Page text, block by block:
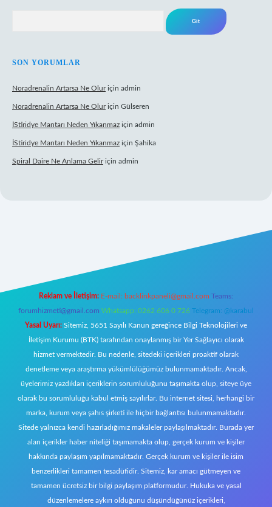
SON YORUMLAR
Noradrenalin Artarsa Ne Oluriçin admin
Noradrenalin Artarsa Ne Oluriçin Gülseren
İStiridye Mantarı Neden Yıkanmaz için admin
İStiridye Mantarı Neden Yıkanmaz için Şahika
Spiral Daire Ne Anlama Geliriçin admin
Reklam ve İletişim: E-mail: backlinkpaneli@gmail.com Teams:
forumhizmeti@gmail.com Whatsapp: 0262 606 0 726 Telegram: @karabul
Yasal Uyarı: Sitemiz, 5651 Sayılı Kanun gereğince Bilgi Teknolojileri ve
İletişim Kurumu (BTK) tarafından onaylanmış bir Yer Sağlayıcı olarak
hizmet vermektedir. Bu nedenle, sitedeki içerikleri proaktif olarak
denetleme veya araştırma yükümlülüğümüz bulunmamaktadır. Ancak,
üyelerimiz yazdıkları içeriklerin sorumluluğunu taşımakta olup, siteye üye
olarak bu sorumluluğu kabul etmiş sayılırlar. Bu internet sitesi, herhangi bir
marka, kurum veya şahıs şirketi ile hiçbir bağlantısı bulunmamaktadır.
Sitede yalnızca kendi hazırladığımız makaleler paylaşılmaktadır. Burada yer
alan içerikler haber niteliği taşımamakta olup, gerçek kurum ve kişiler
hakkında paylaşım yapılmamaktadır. Gerçek kurum ve kişiler ile isim
benzerlikleri tamamen tesadüfidir. Sitemiz, kar amacı gütmeyen ve
tamamen ücretsiz bir bilgi paylaşım platformudur. Hukuka ve yasal
düzenlemelere aykırı olduğunu düşündüğünüz içerikleri,